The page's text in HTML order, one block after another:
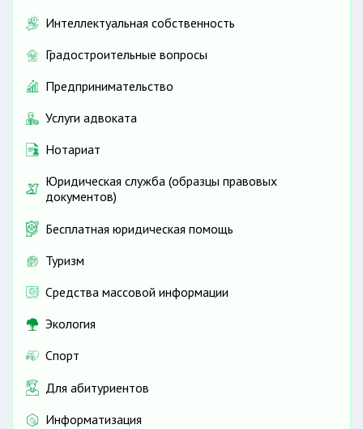
Интеллектуальная собственность
Градостроительные вопросы
Предпринимательство
Услуги адвоката
Нотариат
Юридическая служба (образцы правовых
документов)
Бесплатная юридическая помощь
Туризм
Средства массовой информации
Экология
Спорт
Для абитуриентов
Информатизация